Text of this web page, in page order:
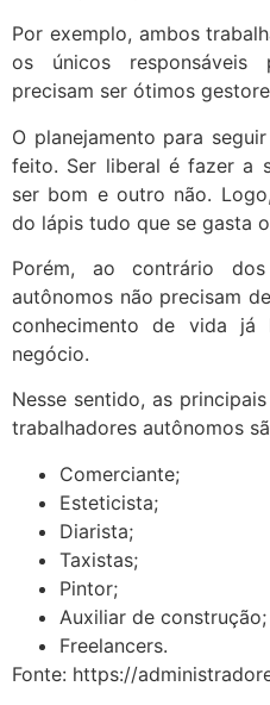
Por exemplo, ambos
os únicos responsáveis
precisam ser ótimos
O planejamento para
feito. Ser liberal é fazer a
ser bom e outro não.
do lápis tudo que se gasta
Porém, ao contrário
autônomos não precisam
conhecimento de vida já
negócio.
Nesse sentido, as
trabalhadores autônomos
Comerciante;
Esteticista;
Diarista;
Taxistas;
Pintor;
Auxiliar de construção;
Freelancers.
Fonte: https://